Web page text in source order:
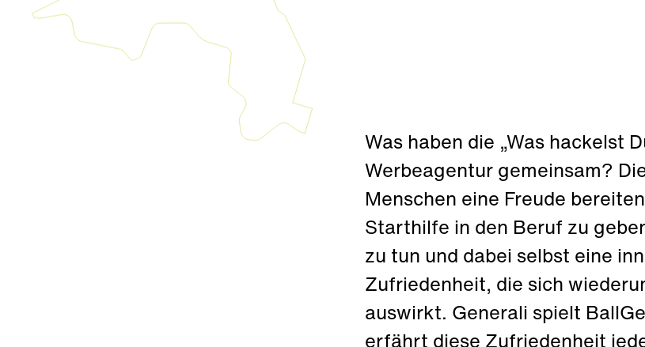
Was haben die „Was hackelst
Werbeagentur gemeinsam?
Menschen eine Freude
Starthilfe in den Beruf zu
zu tun und dabei selbst eine
Zufriedenheit, die sich
auswirkt. Generali spielt
erfährt diese Zufriedenheit